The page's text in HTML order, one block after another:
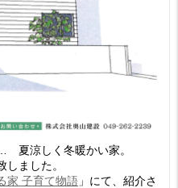
夏涼しく冬暖かい家。
ました。
家 子育て物語 」にて、紹介さ